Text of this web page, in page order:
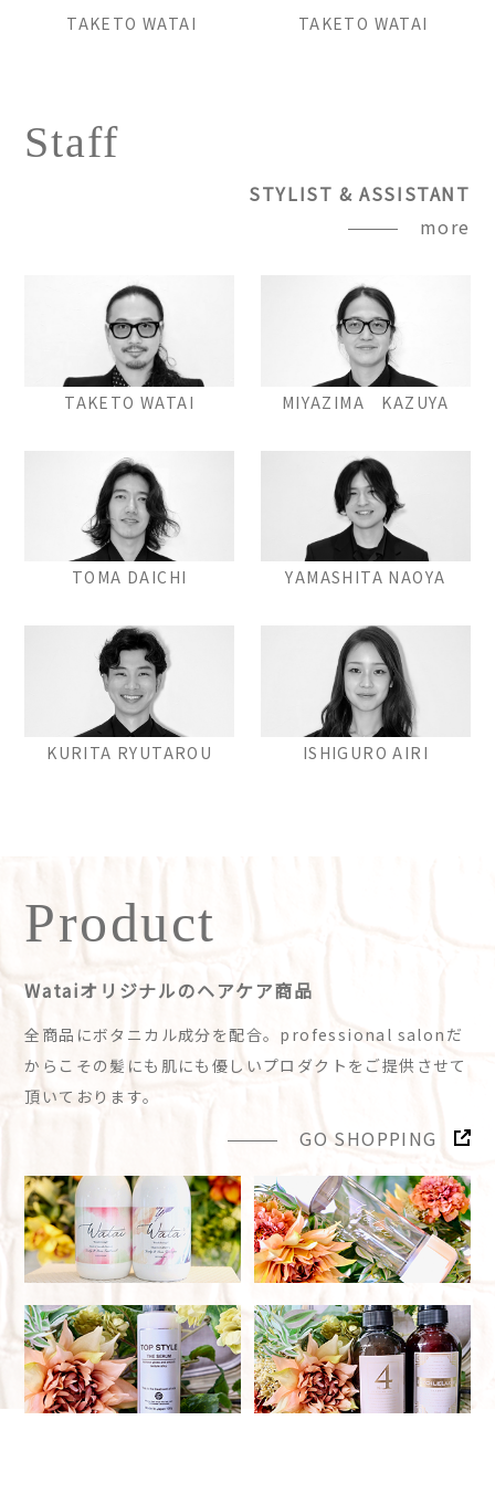
TAKETO WATAI TAKETO WATAI
Staff
STYLIST & ASSISTANT
more
TAKETO WATAI MIYAZIMA KAZUYA
TOMA DAICHI YAMASHITA NAOYA
KURITA RYUTAROU ISHIGURO AIRI
Product
Wataiオリジナルのヘアケア商品
全商品にボタニカル成分を配合。professional salonだ
からこその髪にも肌にも優しいプロダクトをご提供させて
頂いております。
GO SHOPPING